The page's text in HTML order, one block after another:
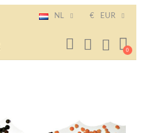
NL € EUR